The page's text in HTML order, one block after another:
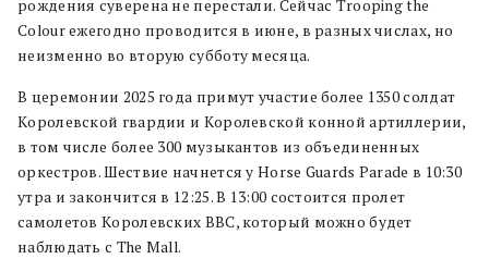
рождения суверена не перестали. Сейчас Trooping the
Colour ежегодно проводится в июне, в разных числах, но
неизменно во вторую субботу месяца.
В церемонии 2025 года примут участие более 1350 солдат
Королевской гвардии и Королевской конной артиллерии,
в том числе более 300 музыкантов из объединенных
оркестров. Шествие начнется у Horse Guards Parade в 10:30
утра и закончится в 12:25. В 13:00 состоится пролет
самолетов Королевских ВВС, который можно будет
наблюдать с The Mall.